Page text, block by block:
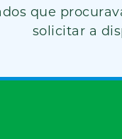
que
solicitar a